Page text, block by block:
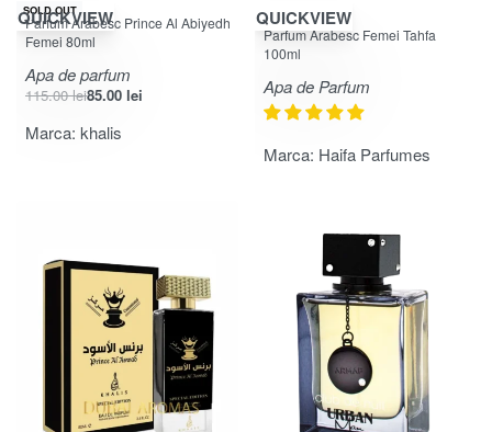
-26% OFF
SOLD OUT
QUICKVIEW
Parfum Arabesc Prince Al Abiyedh
Femei 80ml
Apa de parfum
115.00lei85.00 lei
Marca: khalis
QUICKVIEW
Evaluat la5.00din 5
Parfum Arabesc Femei Tahfa
100ml
Apa de Parfum
Marca: Haifa Parfumes